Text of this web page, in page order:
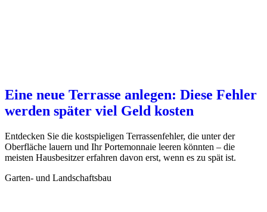
Eine neue Terrasse anlegen: Diese Fehler
werden später viel Geld kosten
Entdecken Sie die kostspieligen Terrassenfehler, die unter der
Oberfläche lauern und Ihr Portemonnaie leeren könnten – die
meisten Hausbesitzer erfahren davon erst, wenn es zu spät ist.
Garten- und Landschaftsbau